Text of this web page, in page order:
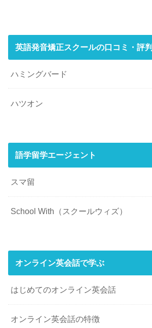
英語発音矯正スクールの口コミ・評判
ハミングバード
ハツオン
語学留学エージェント
スマ留
School With（スクールウィズ）
オンライン英会話で学ぶ
はじめてのオンライン英会話
オンライン英会話の特徴